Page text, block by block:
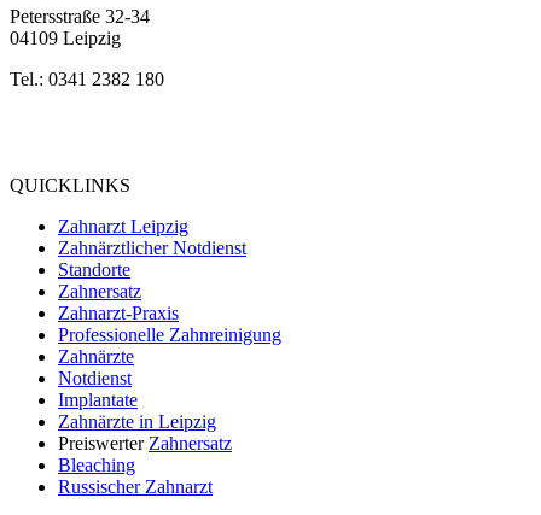
Petersstraße 32-34
04109 Leipzig
Tel.: 0341 2382 180
QUICKLINKS
Zahnarzt Leipzig
Zahnärztlicher Notdienst
Standorte
Zahnersatz
Zahnarzt-Praxis
Professionelle Zahnreinigung
Zahnärzte
Notdienst
Implantate
Zahnärzte in Leipzig
Preiswerter Zahnersatz
Bleaching
Russischer Zahnarzt